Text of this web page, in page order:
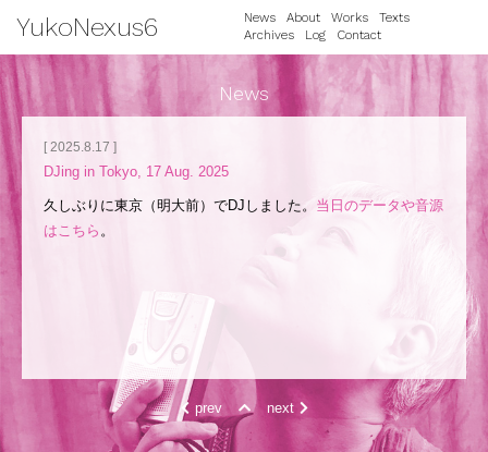
YukoNexus6 News About Works
Texts
Archives
Log Contact
News
[ 2025.8.17 ]
DJing in Tokyo, 17 Aug. 2025
久しぶりに東京（明大前）でDJしました。 当日のデータや音源
はこちら 。
prev next